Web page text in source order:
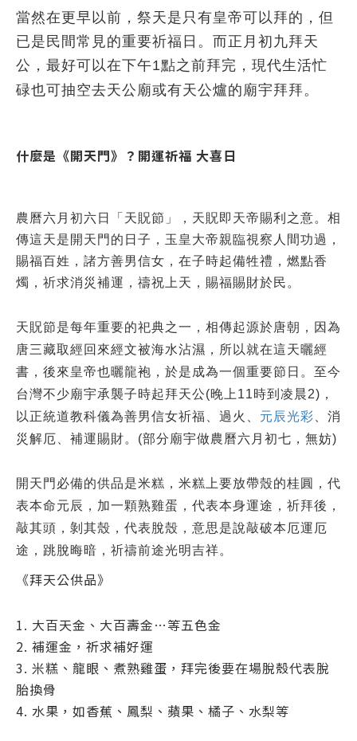
當然在更早以前，祭天是只有皇帝可以拜的，但
已是民間常見的重要祈福日。而正月初九拜天
公，最好可以在下午1點之前拜完，現代生活忙
碌也可抽空去天公廟或有天公爐的廟宇拜拜。
什麼是《開天門》？開運祈福 大喜日
農曆六月初六日「天貺節」，天貺即天帝賜利之意。相
傳這天是開天門的日子，玉皇大帝親臨視察人間功過，
賜福百姓，諸方善男信女，在子時起備牲禮，燃點香
燭，祈求消災補運，禱祝上天，賜福賜財於民。
天貺節是每年重要的祀典之一，相傳起源於唐朝，因為
唐三藏取經回來經文被海水沾濕，所以就在這天曬經
書，後來皇帝也曬龍袍，於是成為一個重要節日。至今
台灣不少廟宇承襲子時起拜天公(晚上11時到凌晨2) ，
以正統道教科儀為善男信女祈福、過火、 元辰光彩、消
災解厄、補運賜財。
(部分廟宇做農曆六月初七，無妨)
開天門必備的供品是米糕，米糕上要放帶殼的桂圓，代
表本命元辰，加一顆熟雞蛋，代表本身運途，祈拜後，
敲其頭，剝其殼，代表脫殼，意思是說敲破本厄運厄
途，跳脫晦暗，祈禱前途光明吉祥。
《拜天公供品》
1. 大百天金、大百壽金…等五色金
2. 補運金，祈求補好運
3. 米糕、龍眼、煮熟雞蛋，拜完後要在場脫殼代表脫
胎換骨
4. 水果，如香蕉、鳳梨、蘋果、橘子、水梨等